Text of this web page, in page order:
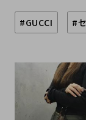
#GUCCI #